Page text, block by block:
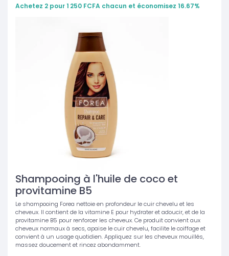
Achetez 2 pour 1 250 FCFA chacun et économisez 16.67%
Shampooing à l'huile de coco et
provitamine B5
Le shampooing Forea nettoie en profondeur le cuir chevelu et les
cheveux. Il contient de la vitamine E pour hydrater et adoucir, et de la
provitamine B5 pour renforcer les cheveux. Ce produit convient aux
cheveux normaux à secs, apaise le cuir chevelu, facilite le coiffage et
convient à un usage quotidien. Appliquez sur les cheveux mouillés,
massez doucement et rincez abondamment.